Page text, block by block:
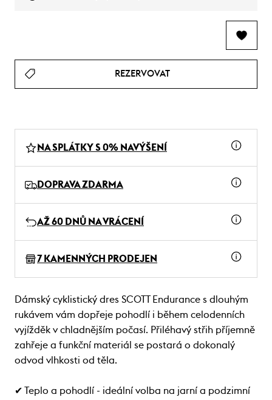
REZERVOVAT
NA SPLÁTKY S 0% NAVÝŠENÍ
DOPRAVA ZDARMA
AŽ 60 DNŮ NA VRÁCENÍ
7 KAMENNÝCH PRODEJEN
Dámský cyklistický dres SCOTT Endurance s dlouhým
rukávem vám dopřeje pohodlí i během celodenních
vyjížděk v chladnějším počasí. Přiléhavý střih příjemně
zahřeje a funkční materiál se postará o dokonalý
odvod vlhkosti od těla.
✔ Teplo a pohodlí - ideální volba na jarní a podzimní